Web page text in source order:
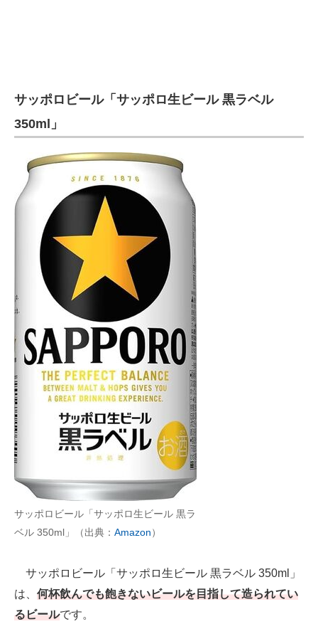
サッポロビール「サッポロ生ビール 黒ラベル
350ml」
サッポロビール「サッポロ生ビール 黒ラ
ベル 350ml」（出典： Amazon）
サッポロビール「サッポロ生ビール 黒ラベル 350ml」
は、 何杯飲んでも飽きないビールを目指して造られてい
るビールです。